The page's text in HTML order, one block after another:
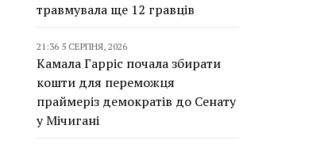
травмувала ще 12 гравців
21:36 5 СЕРПНЯ, 2026
Камала Гарріс почала збирати
кошти для переможця
праймеріз демократів до Сенату
у Мічигані